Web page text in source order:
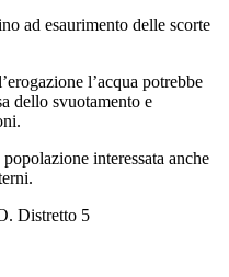
ad esaurimento delle scorte
l’acqua potrebbe
dello svuotamento e
interessata anche
Distretto 5